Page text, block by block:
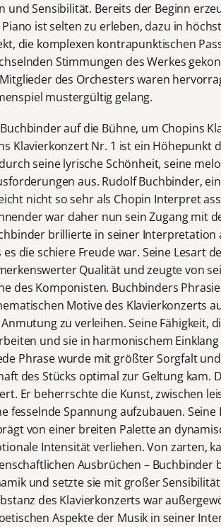
und Sensibilität. Bereits der Beginn
ist selten zu erleben, dazu in
die komplexen kontrapunktischen
Stimmungen des Werkes
des Orchesters waren
mustergültig gelang.
auf die Bühne, um Chopins
Klavierkonzert Nr. 1 ist ein Höhepunkt
seine lyrische Schönheit, seine
aus. Rudolf Buchbinder,
nicht so sehr als Chopin Interpret
war daher nun sein Zugang mit
brillierte in seiner Interpretation
es die schiere Freude war. Seine Lesart
Qualität und zeugte von
des Komponisten. Buchbinders
Motive des Klavierkonzerts
zu verleihen. Seine Fähigkeit,
und sie in harmonischem
Phrase wurde mit größter Sorgfalt
des Stücks optimal zur Geltung kam.
Er beherrschte die Kunst, zwischen
fesselnde Spannung aufzubauen.
von einer breiten Palette an
Intensität verliehen. Von zarten,
Ausbrüchen – Buchbinder
und setzte sie mit großer
des Klavierkonzerts war
Aspekte der Musik in seiner